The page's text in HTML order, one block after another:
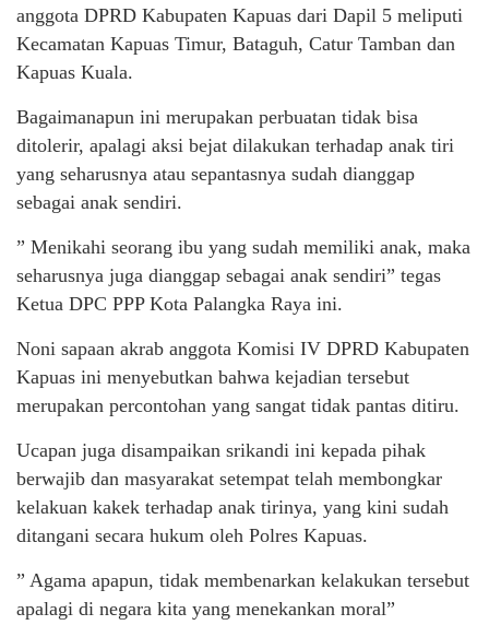
anggota DPRD Kabupaten Kapuas dari Dapil 5 meliputi
Kecamatan Kapuas Timur, Bataguh, Catur Tamban dan
Kapuas Kuala.
Bagaimanapun ini merupakan perbuatan tidak bisa
ditolerir, apalagi aksi bejat dilakukan terhadap anak tiri
yang seharusnya atau sepantasnya sudah dianggap
sebagai anak sendiri.
” Menikahi seorang ibu yang sudah memiliki anak, maka
seharusnya juga dianggap sebagai anak sendiri” tegas
Ketua DPC PPP Kota Palangka Raya ini.
Noni sapaan akrab anggota Komisi IV DPRD Kabupaten
Kapuas ini menyebutkan bahwa kejadian tersebut
merupakan percontohan yang sangat tidak pantas ditiru.
Ucapan juga disampaikan srikandi ini kepada pihak
berwajib dan masyarakat setempat telah membongkar
kelakuan kakek terhadap anak tirinya, yang kini sudah
ditangani secara hukum oleh Polres Kapuas.
” Agama apapun, tidak membenarkan kelakukan tersebut
apalagi di negara kita yang menekankan moral”